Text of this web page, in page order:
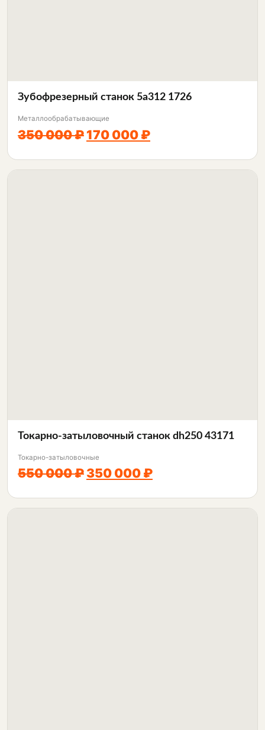
Зубофрезерный станок 5а312 1726
Металлообрабатывающие
350 000 ₽ 170 000 ₽
Токарно-затыловочный станок dh250 43171
Токарно-затыловочные
550 000 ₽350 000 ₽